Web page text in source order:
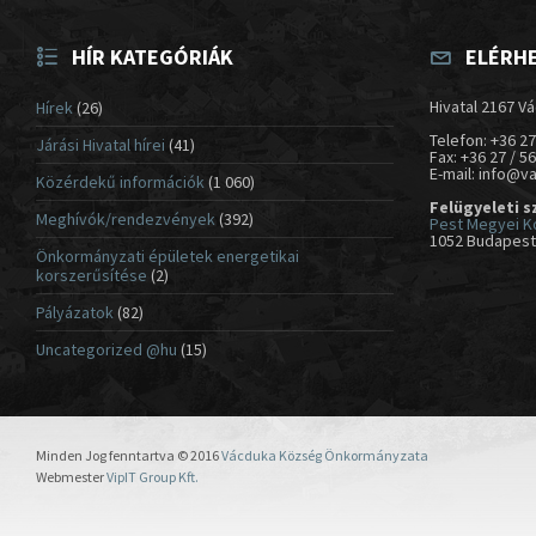
HÍR KATEGÓRIÁK
Hírek (26)
Járási Hivatal hírei (41)
Közérdekű információk(1 060)
Meghívók/rendezvények(392)
Önkormányzati épületek energetikai
korszerűsítése (2)
Pályázatok(82)
Uncategorized @hu (15)
Hivatal 2167
Telefon: +36
Fax: +36 27 /
E-mail:
Felügyeleti
Pest Megyei
1052
Minden Jog fenntartva © 2016Vácduka Község Önkormányzata
WebmesterVipIT Group Kft.